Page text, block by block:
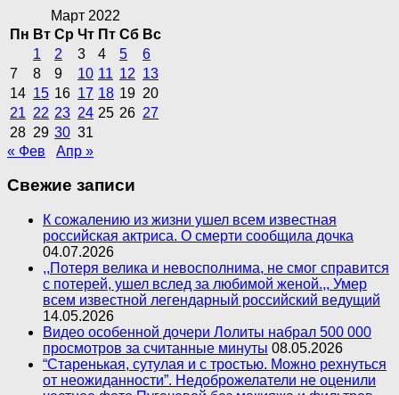
Март 2022
Пн Вт Ср Чт Пт Сб Вс
1
2 3 4 5
6
7
8 9 10 11 12 13
14 15 16 17 18 19 20
21 22 23 24 25 26 27
28 29 30 31
« Фев
Апр »
Свежие записи
К сожалению из жизни ушел всем известная
российская актриса. О смерти сообщила дочка
04.07.2026
,,Потеря велика и невосполнима, не смог справится
с потерей, ушел вслед за любимой женой.,, Умер
всем известной легендарный российский ведущий
14.05.2026
Видео особенной дочери Лолиты набрал 500 000
просмотров за считанные минуты 08.05.2026
“Старенькая, сутулая и с тростью. Можно рехнуться
от неожиданности”. Недоброжелатели не оценили